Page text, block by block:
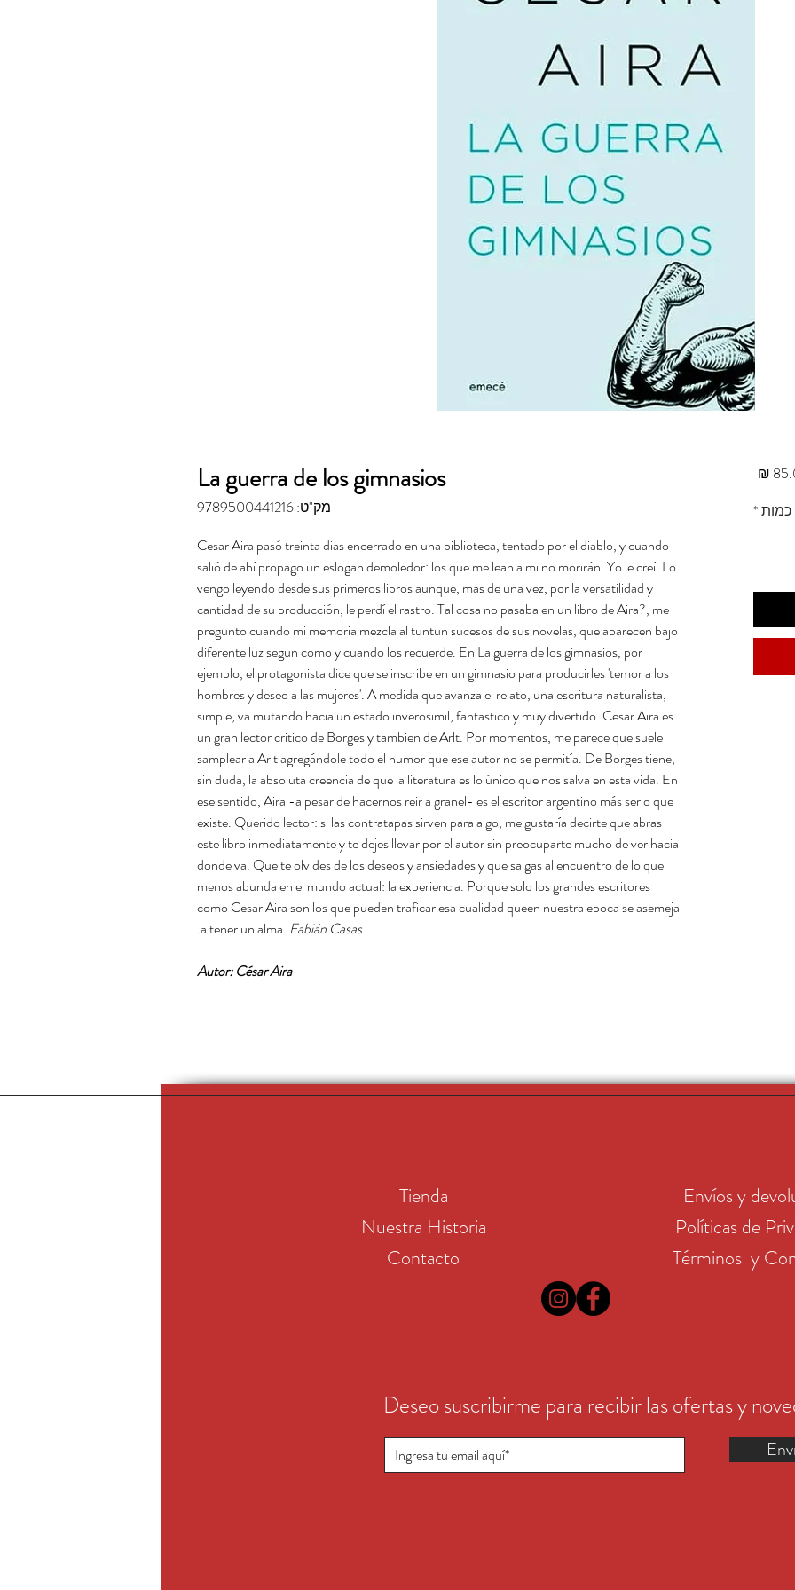
La guerra de los gimnasios
מק"ט: 9789500441216
Cesar Aira pasó treinta dias encerrado en una biblioteca, tentado por el diablo, y cuando
salió de ahí propago un eslogan demoledor: los que me lean a mi no morirán. Yo le creí. Lo
vengo leyendo desde sus primeros libros aunque, mas de una vez, por la versatilidad y
cantidad de su producción, le perdí el rastro. Tal cosa no pasaba en un libro de Aira?, me
pregunto cuando mi memoria mezcla al tuntun sucesos de sus novelas, que aparecen bajo
diferente luz segun como y cuando los recuerde. En La guerra de los gimnasios, por
ejemplo, el protagonista dice que se inscribe en un gimnasio para producirles 'temor a los
hombres y deseo a las mujeres'. A medida que avanza el relato, una escritura naturalista,
simple, va mutando hacia un estado inverosimil, fantastico y muy divertido. Cesar Aira es
un gran lector critico de Borges y tambien de Arlt. Por momentos, me parece que suele
samplear a Arlt agregándole todo el humor que ese autor no se permitía. De Borges tiene,
sin duda, la absoluta creencia de que la literatura es lo único que nos salva en esta vida. En
ese sentido, Aira -a pesar de hacernos reir a granel- es el escritor argentino más serio que
existe. Querido lector: si las contratapas sirven para algo, me gustaría decirte que abras
este libro inmediatamente y te dejes llevar por el autor sin preocuparte mucho de ver hacia
donde va. Que te olvides de los deseos y ansiedades y que salgas al encuentro de lo que
menos abunda en el mundo actual: la experiencia. Porque solo los grandes escritores
como Cesar Aira son los que pueden traficar esa cualidad queen nuestra epoca se asemeja
a tener un alma. Fabián Casas.
Autor: César Aira
כמות*
Tienda
Nuestra Historia
Contacto
Envíos y
Políticas de
Términos y
Deseo suscribirme para recibir las ofertas y